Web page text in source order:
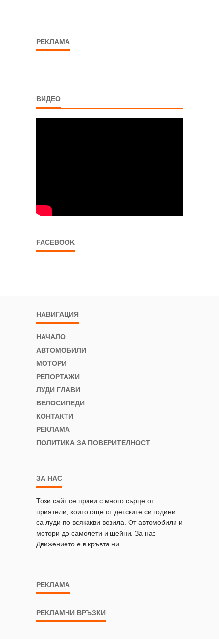
РЕКЛАМА
ВИДЕО
FACEBOOK
НАВИГАЦИЯ
НАЧАЛО
АВТОМОБИЛИ
МОТОРИ
РЕПОРТАЖИ
ЛУДИ ГЛАВИ
ВЕЛОСИПЕДИ
КОНТАКТИ
РЕКЛАМА
ПОЛИТИКА ЗА ПОВЕРИТЕЛНОСТ
ЗА НАС
Този сайт се прави с много сърце от
приятели, които още от детските си години
са луди по всякакви возила. От автомобили и
мотори до самолети и шейни. За нас
Движението е в кръвта ни.
РЕКЛАМА
РЕКЛАМНИ ВРЪЗКИ